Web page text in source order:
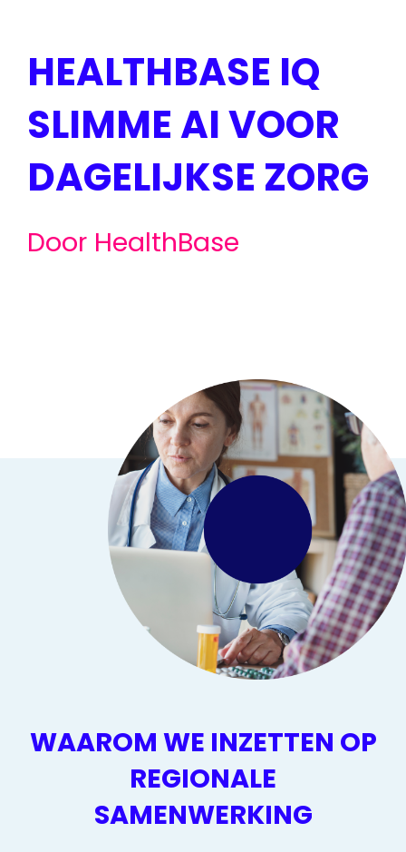
WAAROM WE INZETTEN OP
REGIONALE
SAMENWERKING
Door HealthBase
HEALTHBASE IQ
SLIMME AI VOOR
DAGELIJKSE ZORG